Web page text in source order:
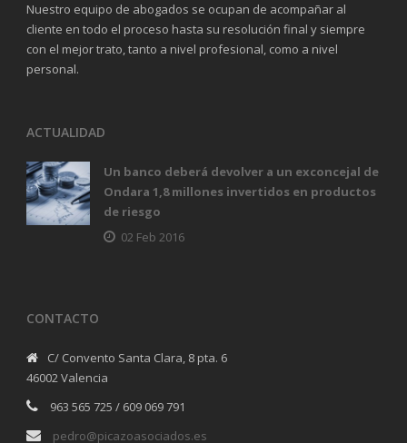
Nuestro equipo de abogados se ocupan de acompañar al
cliente en todo el proceso hasta su resolución final y siempre
con el mejor trato, tanto a nivel profesional, como a nivel
personal.
ACTUALIDAD
Un banco deberá devolver a un exconcejal de
Ondara 1,8 millones invertidos en productos
de riesgo
02 Feb 2016
CONTACTO
C/ Convento Santa Clara, 8 pta. 6
46002 Valencia
963 565 725 / 609 069 791
pedro@picazoasociados.es